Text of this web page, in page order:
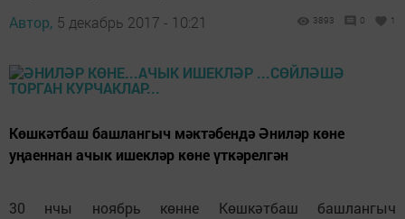
Автор, 5 декабрь 2017 - 10:21 3893 0 1
Көшкәтбаш башлангыч мәктәбендә Әниләр көне
уңаеннан ачык ишекләр көне үткәрелгән
30 нчы ноябрь көнне Көшкәтбаш башлангыч